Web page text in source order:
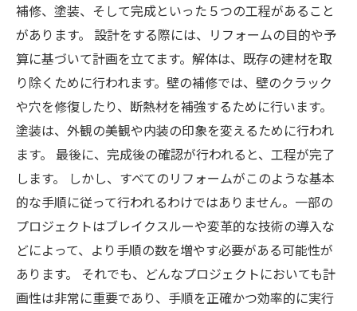
補修、塗装、そして完成といった５つの工程があること
があります。 設計をする際には、リフォームの目的や予
算に基づいて計画を立てます。解体は、既存の建材を取
り除くために行われます。壁の補修では、壁のクラック
や穴を修復したり、断熱材を補強するために行います。
塗装は、外観の美観や内装の印象を変えるために行われ
ます。 最後に、完成後の確認が行われると、工程が完了
します。 しかし、すべてのリフォームがこのような基本
的な手順に従って行われるわけではありません。一部の
プロジェクトはブレイクスルーや変革的な技術の導入な
どによって、より手順の数を増やす必要がある可能性が
あります。 それでも、どんなプロジェクトにおいても計
画性は非常に重要であり、手順を正確かつ効率的に実行